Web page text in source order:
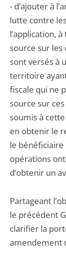
- d’ajouter à
lutte contre
l’application,
source sur
sont versés à
territoire
fiscale qui ne
source sur
soumis à
en obtenir le
le
opérations
d’obtenir un
Partageant
le précédent
clarifier la
amendement